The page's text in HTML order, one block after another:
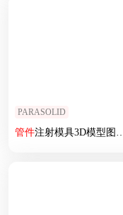
PARASOLID
管件注射模具3D模型图纸 X_